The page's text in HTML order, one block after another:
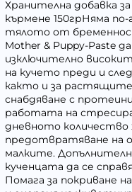
Хранителна добавка
кърмене 150грНяма
тялото от
Mother & Puppy-Paste
изключително
на кучето преди и
както и за
снабдяване с
работата на
дневното количество
предотвратяване на
малките.
кученцата да се
Помага за покриване